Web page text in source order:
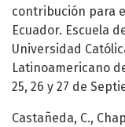
contribución para
Ecuador. Escuela
Universidad
Latinoamericano
25, 26 y 27 de
Castañeda, C.,